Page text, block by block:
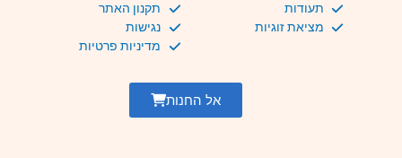
תעודות
מציאת זוגיות
תקנון האתר
נגישות
מדיניות פרטיות
אל החנות